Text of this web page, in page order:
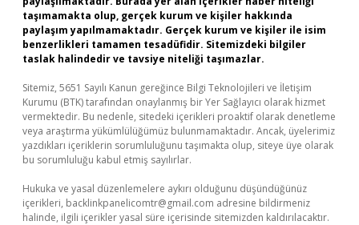
taşımamakta olup, gerçek kurum ve kişiler hakkında
paylaşım yapılmamaktadır. Gerçek kurum ve kişiler ile isim
benzerlikleri tamamen tesadüfidir. Sitemizdeki bilgiler
taslak halindedir ve tavsiye niteliği taşımazlar.
Sitemiz, 5651 Sayılı Kanun gereğince Bilgi Teknolojileri ve İletişim
Kurumu (BTK) tarafından onaylanmış bir Yer Sağlayıcı olarak hizmet
vermektedir. Bu nedenle, sitedeki içerikleri proaktif olarak denetleme
veya araştırma yükümlülüğümüz bulunmamaktadır. Ancak, üyelerimiz
yazdıkları içeriklerin sorumluluğunu taşımakta olup, siteye üye olarak
bu sorumluluğu kabul etmiş sayılırlar.
Hukuka ve yasal düzenlemelere aykırı olduğunu düşündüğünüz
içerikleri, backlinkpanelicomtr@gmail.com adresine bildirmeniz
halinde, ilgili içerikler yasal süre içerisinde sitemizden kaldırılacaktır.